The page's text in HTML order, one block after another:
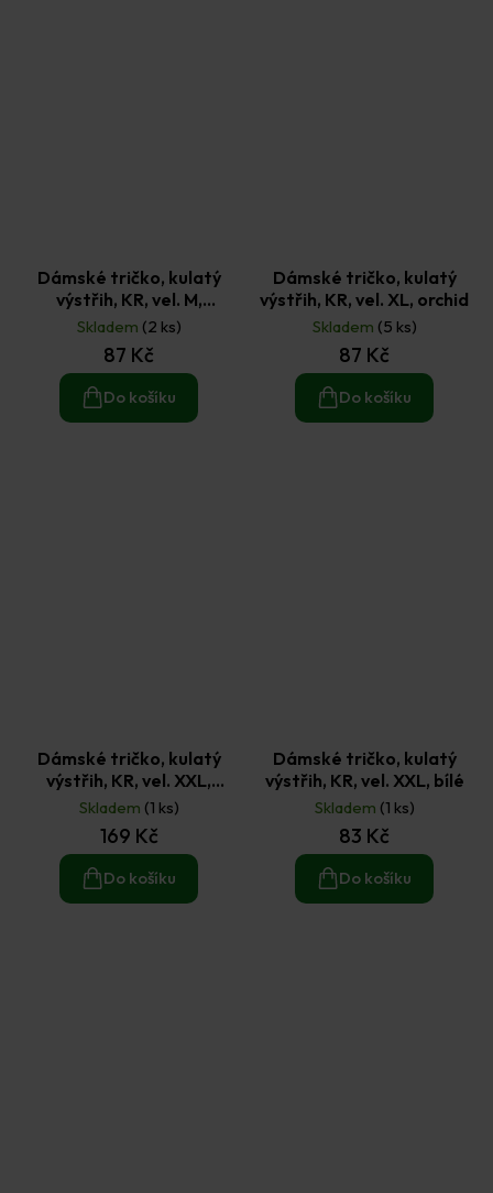
Dámské tričko, kulatý
výstřih, KR, vel. M,
flashgreen
Skladem (2 ks)
87 Kč
Do košíku
Dámské tričko, kulatý
výstřih, KR, vel. XL, orchid
Skladem (5 ks)
87 Kč
Do košíku
Dámské tričko, kulatý
výstřih, KR, vel. XXL,
atolblue
Skladem (1 ks)
169 Kč
Do košíku
Dámské tričko, kulatý
výstřih, KR, vel. XXL, bílé
Skladem (1 ks)
83 Kč
Do košíku